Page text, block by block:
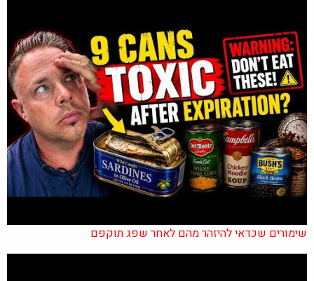
שימורים שכדאי להיזהר מהם לאחר שפג תוקפם